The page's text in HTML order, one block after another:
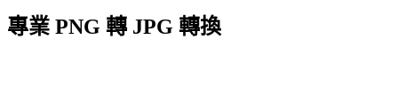
專業 PNG 轉 JPG 轉換